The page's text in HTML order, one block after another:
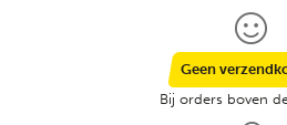
Geen
Bij orders boven